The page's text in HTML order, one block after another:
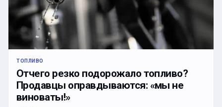
ТОПЛИВО
Отчего резко подорожало топливо?
Продавцы оправдываются: «мы не
виноваты!»